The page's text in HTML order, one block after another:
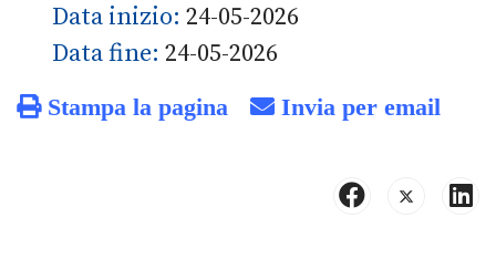
Data inizio: 24-05-2026
Data fine: 24-05-2026
Stampa la pagina Invia per email